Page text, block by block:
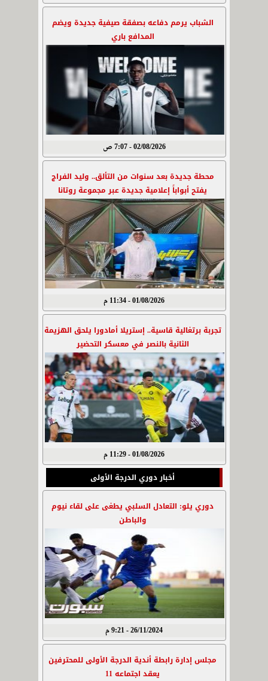
الشباب يرمم دفاعه بصفقة صيفية جديدة ويضم
المدافع باري
02/08/2026 - 7:07 ص
محطة جديدة بعد سنوات من التألق.. وليد الفراج
يفتح أبواباً إعلامية جديدة عبر مجموعة روتانا
01/08/2026 - 11:34 م
تجربة برتغالية قاسية.. إستريلا أمادورا يلحق الهزيمة
الثانية بالنصر في معسكر التحضير
01/08/2026 - 11:29 م
أخبار دوري الدرجة الأولى
دوري يلو: التعادل السلبي يطغى على لقاء نيوم
والباطن
26/11/2024 - 9:21 م
مجلس إدارة رابطة أندية الدرجة الأولى للمحترفين
يعقد اجتماعه 11